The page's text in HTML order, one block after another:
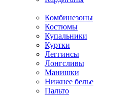
Комбинезоны
Костюмы
Купальники
Куртки
Леггинсы
Лонгсливы
Манишки
Нижнее белье
Пальто